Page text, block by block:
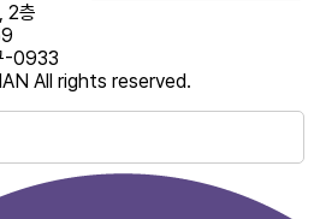
2층
-0933
All rights reserved.